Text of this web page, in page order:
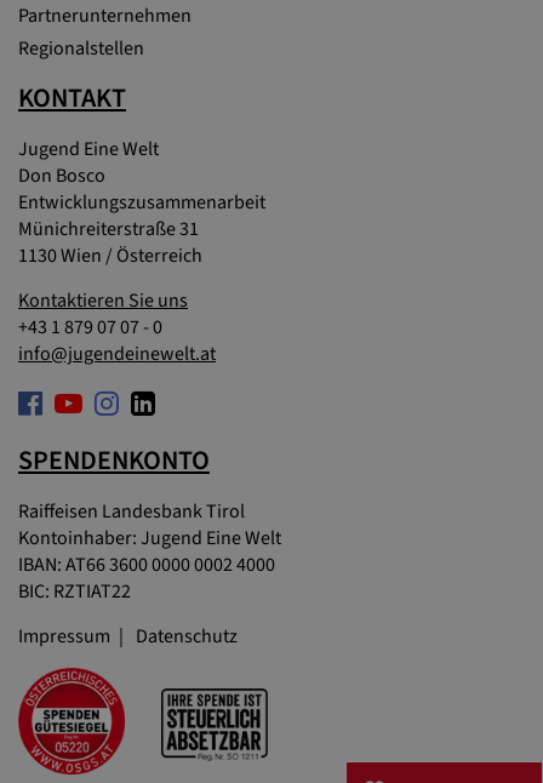
Partnerunternehmen
Regionalstellen
KONTAKT
Jugend Eine Welt
Don Bosco
Entwicklungszusammenarbeit
Münichreiterstraße 31
1130 Wien / Österreich
Kontaktieren Sie uns
+43 1 879 07 07 - 0
info@jugendeinewelt.at
SPENDENKONTO
Raiffeisen Landesbank Tirol
Kontoinhaber: Jugend Eine Welt
IBAN: AT66 3600 0000 0002 4000
BIC: RZTIAT22
Impressum
Datenschutz